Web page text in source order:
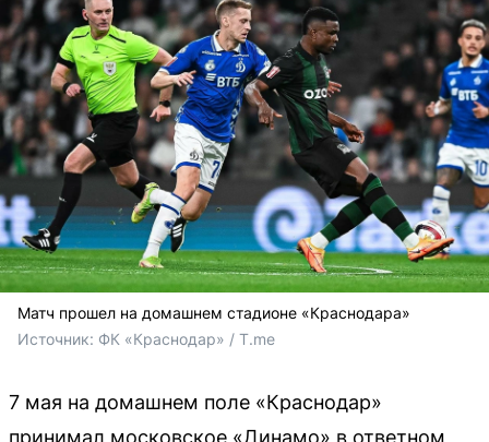
Матч прошел на домашнем стадионе «Краснодара»
Источник: ФК «Краснодар» / T.me
7 мая на домашнем поле «Краснодар»
принимал московское «Динамо» в ответном